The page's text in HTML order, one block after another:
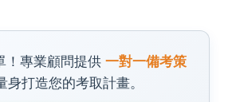
！專業顧問提供 一對一備考策
身打造您的考取計畫。